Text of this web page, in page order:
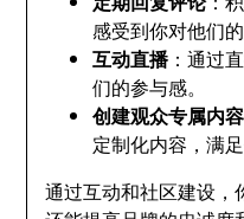
感受到你对他们的
互动直播：通过
们的参与感。
创建观众专属内容
定制化内容，满
通过互动和社区建设